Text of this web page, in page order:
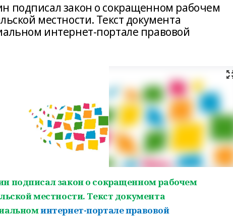
подписал закон о сокращенном рабочем
местности. Текст документа
интернет-портале правовой
подписал закон о сокращенном рабочем
местности. Текст документа
интернет-портале правовой